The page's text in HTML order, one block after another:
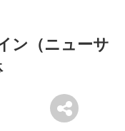
ン（ニューサ